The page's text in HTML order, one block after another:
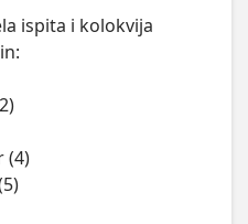
ispita i kolokvija
(4)